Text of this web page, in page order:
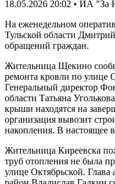
18.05.2026 20:02 • ИА "За
На еженедельном
Тульской области
обращений граждан.
Жительница Щекино
ремонта кровли по улице
Генеральный директор
области Татьяна
крыши находятся на
организация вывозит
накопления. В настоящее
Жительница Киреевска
труб отопления не была
улице Октябрьской.